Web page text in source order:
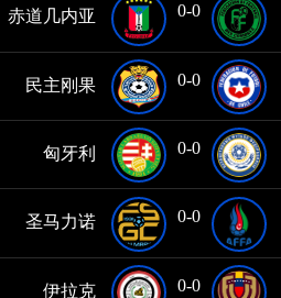
赤道几内亚 0-0
民主刚果 0-0
匈牙利 0-0
圣马力诺 0-0
伊拉克 0-0